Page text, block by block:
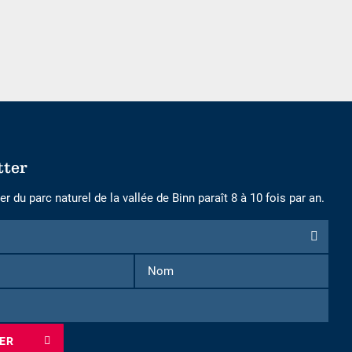
du parc naturel de la vallée de Binn paraît 8 à 10 fois par an.
Prénom
Nom